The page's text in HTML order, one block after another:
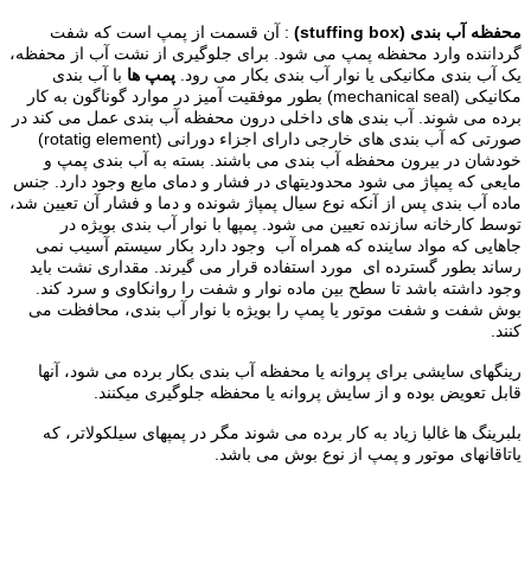
محفظه آب بندی (stuffing box)
: آن قسمت از پمپ است که شفت
گرداننده وارد محفظه پمپ می شود. برای جلوگیری از نشت آب از محفظه،
یک آب بندی مکانیکی یا نوار آب بندی بکار می رود. پمپ ها با آب بندی
مکانیکی (mechanical seal) بطور موفقیت آمیز در موارد گوناگون به کار
برده می شوند. آب بندی های داخلی درون محفظه آب بندی عمل می کند در
صورتی که آب بندی های خارجی دارای اجزاء دورانی (rotatig element)
خودشان در بیرون محفظه آب بندی می باشند. بسته به آب بندی پمپ و
مایعی که پمپاژ می شود محدودیتهای در فشار و دمای مایع وجود دارد. جنس
ماده آب بندی پس از آنکه نوع سیال پمپاژ شونده و دما و فشار آن تعیین شد،
توسط کارخانه سازنده تعیین می شود. پمپها با نوار آب بندی بویژه در
جاهایی که مواد ساینده که همراه آب وجود دارد بکار سیستم آسیب نمی
رساند بطور گسترده ای مورد استفاده قرار می گیرند. مقداری نشت باید
وجود داشته باشد تا سطح بین ماده نوار و شفت را روانکاوی و سرد کند.
بوش شفت و شفت موتور یا پمپ را بویژه با نوار آب بندی، محافظت می
کنند.
رینگهای سایشی برای پروانه یا محفظه آب بندی بکار برده می شود، آنها
قابل تعویض بوده و از سایش پروانه یا محفظه جلوگیری میکنند.
بلبرینگ ها غالبا زیاد به کار برده می شوند مگر در پمپهای سیلکولاتر، که
یاتاقانهای موتور و پمپ از نوع بوش می باشد.